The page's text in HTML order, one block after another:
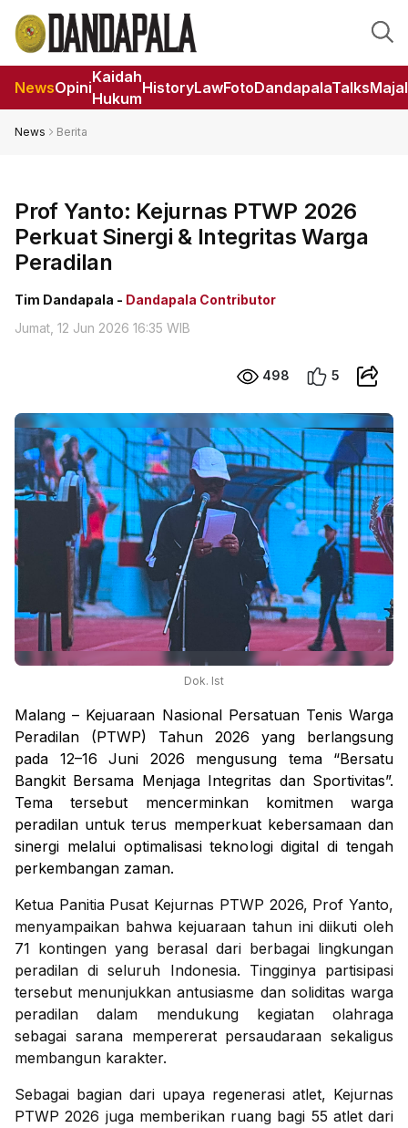
NewsOpini
Kaidah
Hukum
HistoryLawFotoDandapalaTalks
News Berita
Prof Yanto: Kejurnas PTWP 2026
Perkuat Sinergi & Integritas Warga
Peradilan
Tim Dandapala - Dandapala Contributor
Jumat, 12 Jun 2026 16:35 WIB
498 5
Dok. Ist
Malang – Kejuaraan Nasional Persatuan Tenis Warga
Peradilan (PTWP) Tahun 2026 yang berlangsung
pada 12–16 Juni 2026 mengusung tema “Bersatu
Bangkit Bersama Menjaga Integritas dan Sportivitas”.
Tema tersebut mencerminkan komitmen warga
peradilan untuk terus memperkuat kebersamaan dan
sinergi melalui optimalisasi teknologi digital di tengah
perkembangan zaman.
Ketua Panitia Pusat Kejurnas PTWP 2026, Prof Yanto,
menyampaikan bahwa kejuaraan tahun ini diikuti oleh
71 kontingen yang berasal dari berbagai lingkungan
peradilan di seluruh Indonesia. Tingginya partisipasi
tersebut menunjukkan antusiasme dan soliditas warga
peradilan dalam mendukung kegiatan olahraga
sebagai sarana mempererat persaudaraan sekaligus
membangun karakter.
Sebagai bagian dari upaya regenerasi atlet, Kejurnas
PTWP 2026 juga memberikan ruang bagi 55 atlet dari